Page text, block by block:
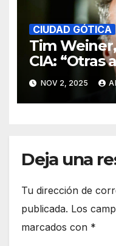
CIUDAD GÓTICA
Tim
CIA: “Otras
inteligencia
con EE. UU.
que metió
NOV 2, 2025
Deja una
Tu dirección de
publicada. Los
marcados con *